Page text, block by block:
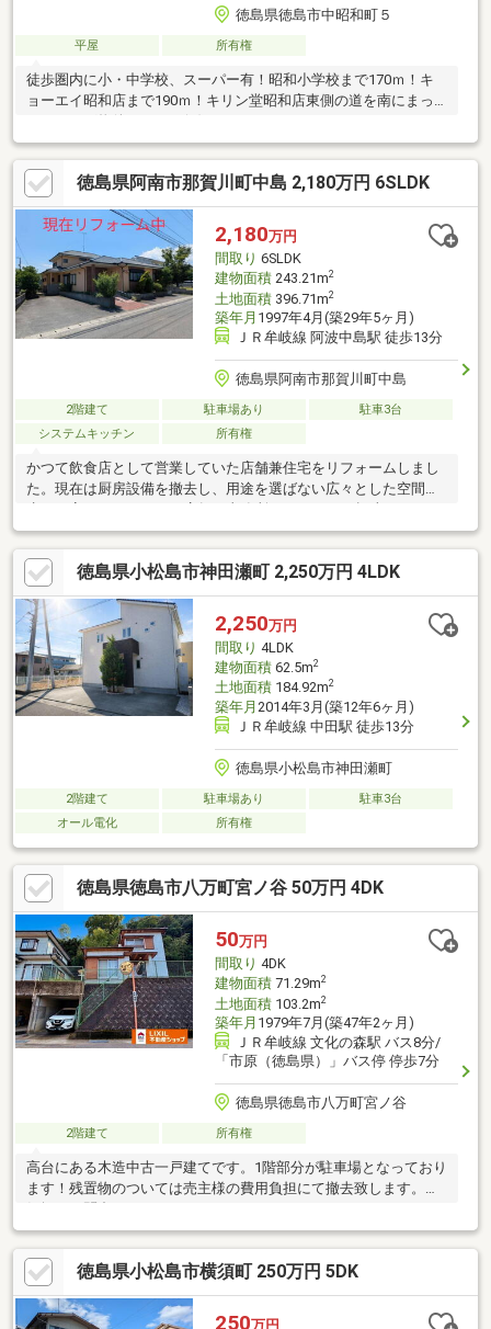
徳島県徳島市中昭和町５
平屋 所有権
徒歩圏内に小・中学校、スーパー有！昭和小学校まで170ｍ！キ
ョーエイ昭和店まで190ｍ！キリン堂昭和店東側の道を南にまっ
すぐ下れば物件すぐです(^^)
徳島県阿南市那賀川町中島 2,180万円 6SLDK
2,180万円
間取り 6SLDK
建物面積243.21m2
土地面積396.71m2
築年月 1997年4月(築29年5ヶ月)
ＪＲ牟岐線 阿波中島駅 徒歩13分
徳島県阿南市那賀川町中島
2階建て 駐車場あり
駐車3台
システムキッチン
所有権
かつて飲食店として営業していた店舗兼住宅をリフォームしまし
た。現在は厨房設備を撤去し、用途を選ばない広々とした空間へ
スや二世帯住宅への活用もご検討いただけます。住居部分はゆと
りの4LDK、駐車場も約5台分を確保しており、事業用と居住用を
両立したい方にもおすすめです。
徳島県小松島市神田瀬町 2,250万円 4LDK
2,250万円
間取り 4LDK
建物面積62.5m2
土地面積184.92m2
築年月 2014年3月(築12年6ヶ月)
ＪＲ牟岐線 中田駅 徒歩13分
徳島県小松島市神田瀬町
2階建て 駐車場あり
駐車3台
オール電化
所有権
徳島県徳島市八万町宮ノ谷 50万円 4DK
50万円
間取り 4DK
建物面積71.29m2
土地面積103.2m2
築年月 1979年7月(築47年2ヶ月)
ＪＲ牟岐線 文化の森駅 バス8分/
「市原（徳島県）」バス停 停歩7分
徳島県徳島市八万町宮ノ谷
2階建て 所有権
高台にある木造中古一戸建てです。1階部分が駐車場となっており
ます！残置物のついては売主様の費用負担にて撤去致します。お
徳島県小松島市横須町 250万円 5DK
250万円